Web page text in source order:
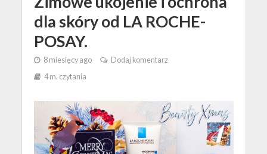
dla skóry od LA ROCHE-
POSAY.
8 miesięcy ago
Dodaj komentarz
4 m. czytania